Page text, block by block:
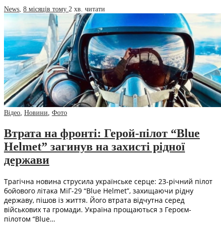
News, 8 місяців тому 2 хв. читати
Відео, Новини, Фото
Втрата на фронті: Герой-пілот “Blue
Helmet” загинув на захисті рідної
держави
Трагічна новина струсила українське серце: 23-річний пілот
бойового літака МіГ-29 “Blue Helmet”, захищаючи рідну
державу, пішов із життя. Його втрата відчутна серед
військових та громади. Україна прощаються з Героєм-
пілотом “Blue…